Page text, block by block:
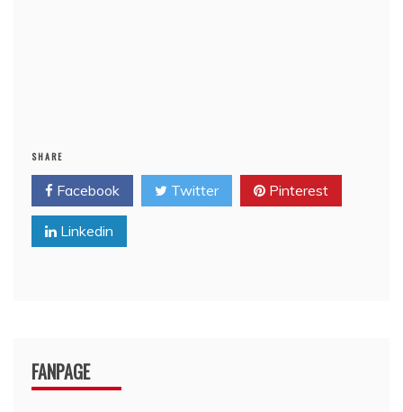
SHARE
Facebook Twitter Pinterest
Linkedin
FANPAGE